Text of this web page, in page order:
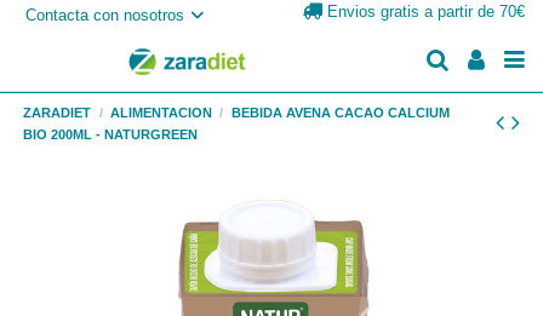
Contacta con nosotros Envios gratis a partir de 70€
ZARADIET ALIMENTACION
BEBIDA AVENA CACAO CALCIUM
BIO 200ML - NATURGREEN